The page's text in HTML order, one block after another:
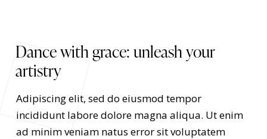
Dance with grace: unleash your
artistry
Adipiscing elit, sed do eiusmod tempor
incididunt labore dolore magna aliqua. Ut enim
ad minim veniam natus error sit voluptatem